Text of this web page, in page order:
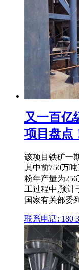
又一百亿
项目盘点
该项目铁矿一
其中前750万
粉年产量为
工过程中,预计
国家有关部委
联系电话: 180